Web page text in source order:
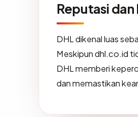
Reputasi
DHL dikenal luas
Meskipun dhl.co.id
DHL memberi
dan memastikan